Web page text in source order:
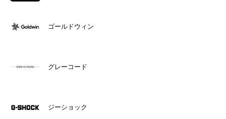
ゴールドウィン
グレーコード
ジーショック